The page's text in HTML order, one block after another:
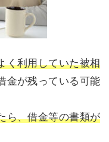
く利用していた被相
金が残っている可能
ら、借金等の書類が